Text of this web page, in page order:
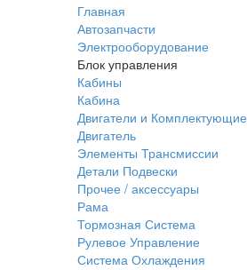
Главная
Автозапчасти
Электрооборудование
Блок управления
Кабины
Кабина
Двигатели и Комплектующие
Двигатель
Элементы Трансмиссии
Детали Подвески
Прочее / аксессуары
Рама
Тормозная Система
Рулевое Управление
Система Охлаждения